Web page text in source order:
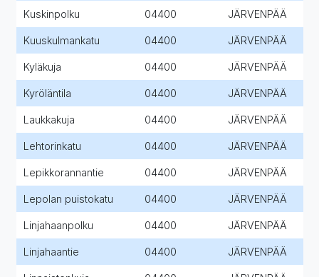
Kuskinpolku 04400 JÄRVENPÄÄ
Kuuskulmankatu 04400 JÄRVENPÄÄ
Kyläkuja 04400 JÄRVENPÄÄ
Kyröläntila 04400 JÄRVENPÄÄ
Laukkakuja 04400 JÄRVENPÄÄ
Lehtorinkatu 04400 JÄRVENPÄÄ
Lepikkorannantie 04400 JÄRVENPÄÄ
Lepolan puistokatu 04400 JÄRVENPÄÄ
Linjahaanpolku 04400 JÄRVENPÄÄ
Linjahaantie 04400 JÄRVENPÄÄ